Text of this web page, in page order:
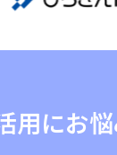
用にお